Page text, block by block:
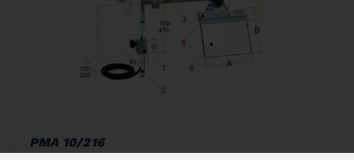
PMA 10/216